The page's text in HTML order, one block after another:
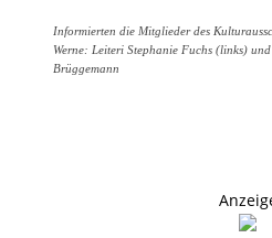
Informierten die Mitglieder des
Werne: Leiteri Stephanie Fuchs (links)
Brüggemann